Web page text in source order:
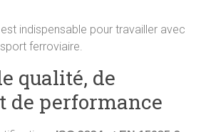
indispensable pour travailler avec
ferroviaire.
qualité, de
de performance